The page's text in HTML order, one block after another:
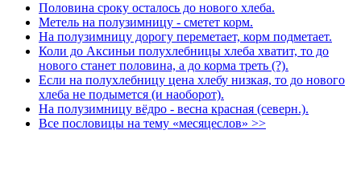
Половина сроку осталось до нового хлеба.
Метель на полузимницу - сметет корм.
На полузимницу дорогу переметает, корм подметает.
Коли до Аксиньи полухлебницы хлеба хватит, то до
нового станет половина, а до корма треть (?).
Если на полухлебницу цена хлебу низкая, то до нового
хлеба не подымется (и наоборот).
На полузимницу вёдро - весна красная (северн.).
Все пословицы на тему «месяцеслов» >>